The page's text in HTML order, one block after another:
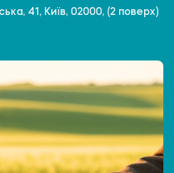
41, Київ, 02000, (2 поверх)